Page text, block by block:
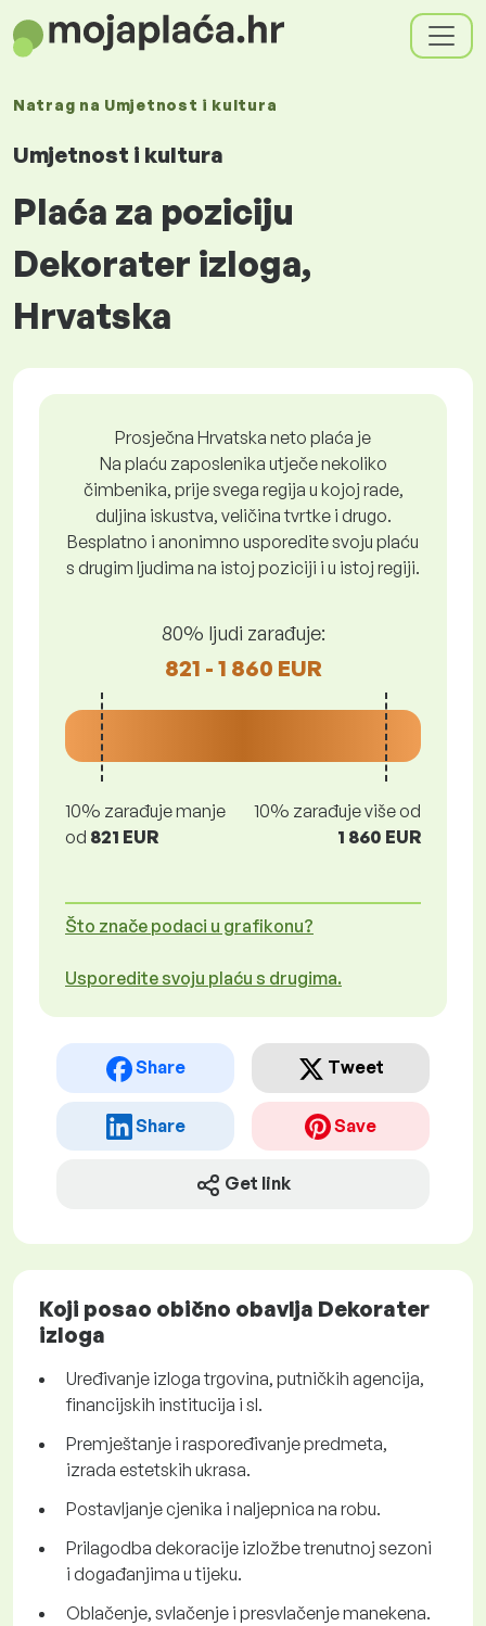
Natrag na Umjetnost i kultura
Umjetnost i kultura
Plaća za poziciju
Dekorater izloga,
Hrvatska
Prosječna Hrvatska neto plaća je
Na plaću zaposlenika utječe nekoliko
čimbenika, prije svega regija u kojoj rade,
duljina iskustva, veličina tvrtke i drugo.
Besplatno i anonimno usporedite svoju plaću
s drugim ljudima na istoj poziciji i u istoj regiji.
80% ljudi zarađuje:
821 - 1 860 EUR
10% zarađuje manje
od 821 EUR
10% zarađuje više od
1 860 EUR
Što znače podaci u grafikonu?
Usporedite svoju plaću s drugima.
Share Tweet
Share Save
Get link
Koji posao obično obavlja Dekorater
izloga
Uređivanje izloga trgovina, putničkih agencija,
financijskih institucija i sl.
Premještanje i raspoređivanje predmeta,
izrada estetskih ukrasa.
Postavljanje cjenika i naljepnica na robu.
Prilagodba dekoracije izložbe trenutnoj sezoni
i događanjima u tijeku.
Oblačenje, svlačenje i presvlačenje manekena.